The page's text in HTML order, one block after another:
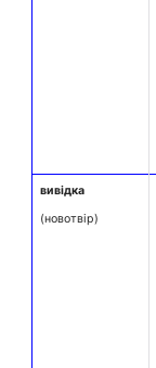
вивідка
(новотвір)